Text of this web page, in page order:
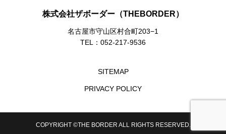
株式会社ザボーダー（THEBORDER）
名古屋市守山区村合町203−1
TEL：052-217-9536
SITEMAP
PRIVACY POLICY
COPYRIGHT ©THE BORDER ALL RIGHTS RESERVED.